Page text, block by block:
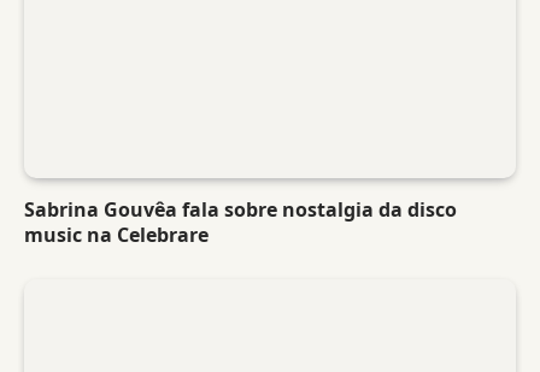
Sabrina Gouvêa fala sobre nostalgia da disco
music na Celebrare